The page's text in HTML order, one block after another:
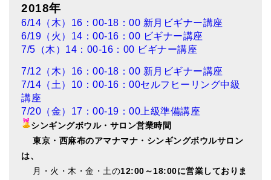
2018年
6/14（木）16：00-18：00 新月ビギナー講座
6/19（火）14：00-16：00 ビギナー講座
7/5（木）14：00-16：00 ビギナー講座
7/12（木）16：00-18：00 新月ビギナー講座
7/14（土）10：00-16：00セルフヒーリング中級
講座
7/20（金）17：00-19：00上級準備講座
シンギングボウル・サロン営業時間
東京・西麻布のアマナマナ・シンギングボウルサロン
は、
月・火・木・金・土の12:00～18:00に営業しておりま